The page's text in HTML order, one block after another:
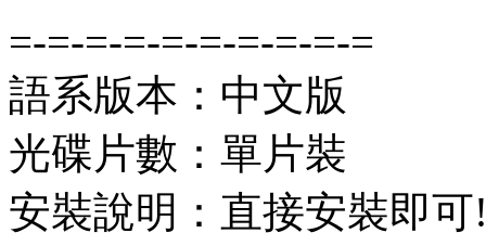
=-=-=-=-=-=-=-=-=-=
語系版本：中文版
光碟片數：單片裝
安裝說明：直接安裝即可